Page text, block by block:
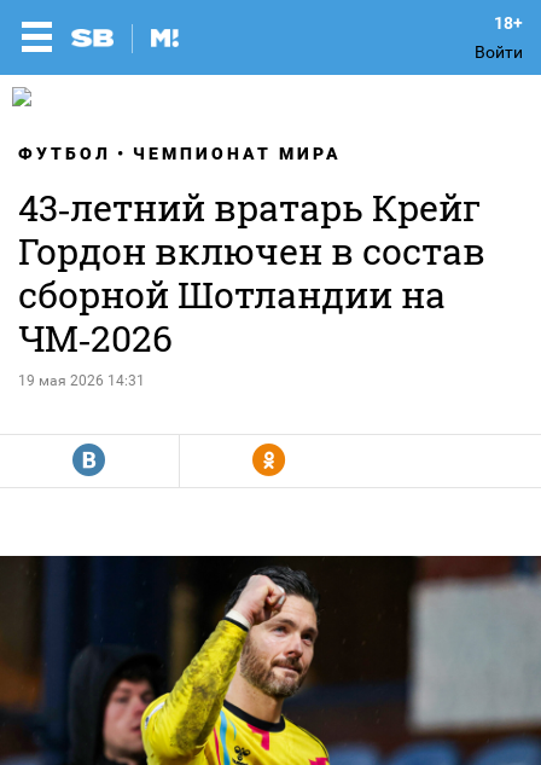
Войти
ФУТБОЛ ЧЕМПИОНАТ МИРА
43‑летний вратарь Крейг
Гордон включен в состав
сборной Шотландии на
ЧМ‑2026
19 мая 2026 14:31
R Y